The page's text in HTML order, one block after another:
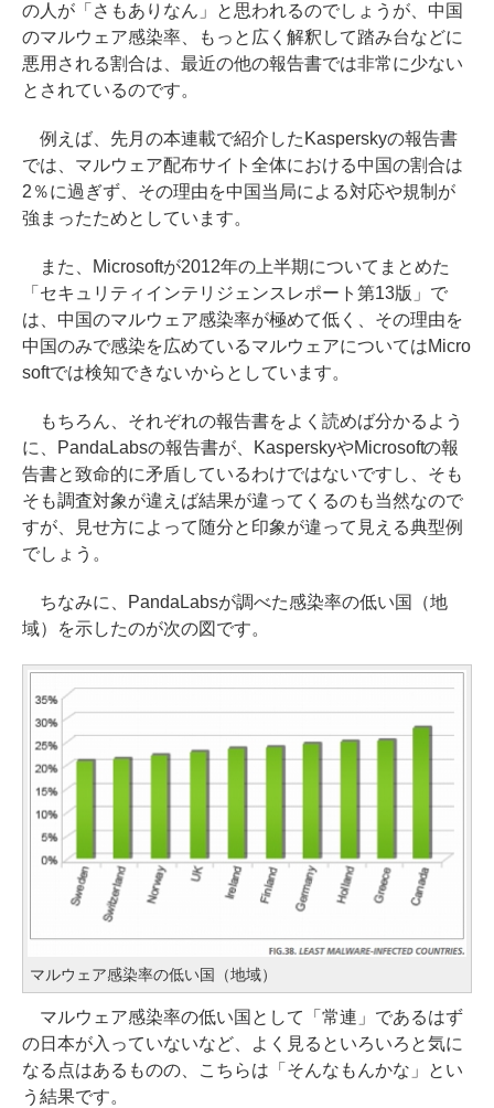
の人が「さもありなん」と思われるのでしょうが、中国
のマルウェア感染率、もっと広く解釈して踏み台などに
悪用される割合は、最近の他の報告書では非常に少ない
とされているのです。
例えば、先月の本連載で紹介したKasperskyの報告書
では、マルウェア配布サイト全体における中国の割合は
2％に過ぎず、その理由を中国当局による対応や規制が
強まったためとしています。
また、Microsoftが2012年の上半期についてまとめた
「セキュリティインテリジェンスレポート第13版」で
は、中国のマルウェア感染率が極めて低く、その理由を
中国のみで感染を広めているマルウェアについてはMicro
softでは検知できないからとしています。
もちろん、それぞれの報告書をよく読めば分かるよう
に、PandaLabsの報告書が、KasperskyやMicrosoftの報
告書と致命的に矛盾しているわけではないですし、そも
そも調査対象が違えば結果が違ってくるのも当然なので
すが、見せ方によって随分と印象が違って見える典型例
でしょう。
ちなみに、PandaLabsが調べた感染率の低い国（地
域）を示したのが次の図です。
マルウェア感染率の低い国（地域）
マルウェア感染率の低い国として「常連」であるはず
の日本が入っていないなど、よく見るといろいろと気に
なる点はあるものの、こちらは「そんなもんかな」とい
う結果です。